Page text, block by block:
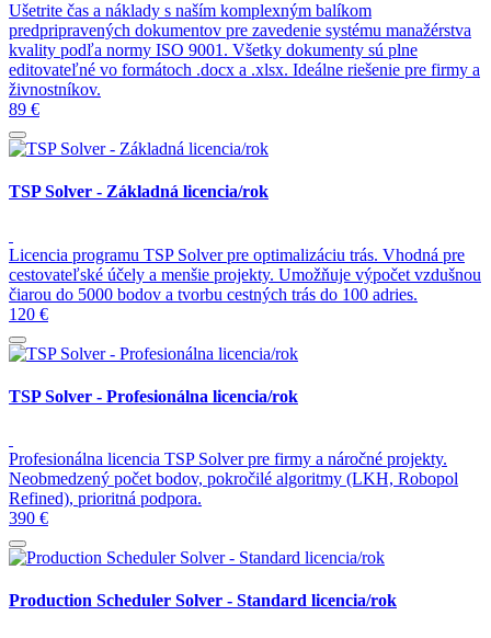
Ušetrite čas a náklady s naším komplexným balíkom
predpripravených dokumentov pre zavedenie systému manažérstva
kvality podľa normy ISO 9001. Všetky dokumenty sú plne
editovateľné vo formátoch .docx a .xlsx. Ideálne riešenie pre firmy a
živnostníkov.
89 €
TSP Solver - Základná licencia/rok
Licencia programu TSP Solver pre optimalizáciu trás. Vhodná pre
cestovateľské účely a menšie projekty. Umožňuje výpočet vzdušnou
čiarou do 5000 bodov a tvorbu cestných trás do 100 adries.
120 €
TSP Solver - Profesionálna licencia/rok
Profesionálna licencia TSP Solver pre firmy a náročné projekty.
Neobmedzený počet bodov, pokročilé algoritmy (LKH, Robopol
Refined), prioritná podpora.
390 €
Production Scheduler Solver - Standard licencia/rok